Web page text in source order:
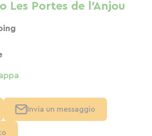
Les Portes de l'Anjou
Invia un messaggio